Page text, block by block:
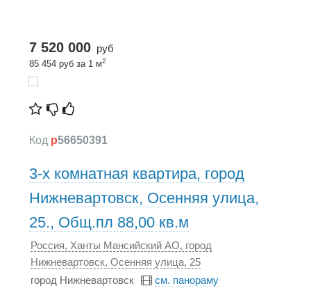
7 520 000 руб
85 454 руб за 1 м2
Код p56650391
3-х комнатная квартира, город
Нижневартовск, Осенняя улица,
25., Общ.пл 88,00 кв.м
Россия, Ханты Мансийский АО, город
Нижневартовск, Осенняя улица, 25
город Нижневартовск
см. панораму